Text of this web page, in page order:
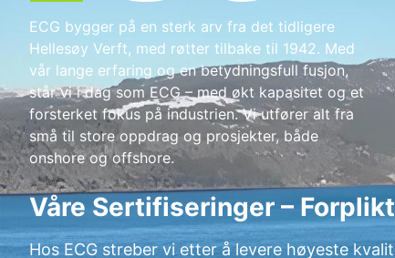
ECG bygger på en sterk arv fra det tidligere
Hellesøy Verft, med røtter tilbake til 1942. Med
vår lange erfaring og en betydningsfull fusjon,
står vi i dag som ECG – med økt kapasitet og et
forsterket fokus på industrien. Vi utfører alt fra
små til store oppdrag og prosjekter, både
onshore og offshore.
Våre Sertifiseringer –
Hos ECG streber vi etter å levere høyeste